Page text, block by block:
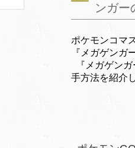
ンガー
ポケモンコマ
『メガゲンガ
『メガゲン
手方法を紹介